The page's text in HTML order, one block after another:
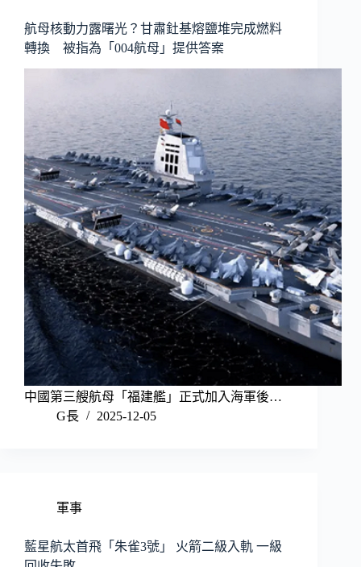
航母核動力露曙光？甘肅釷基熔鹽堆完成燃料
轉換 被指為「004航母」提供答案
中國第三艘航母「福建艦」正式加入海軍後…
G長
2025-12-05
軍事
藍星航太首飛「朱雀3號」 火箭二級入軌 一級